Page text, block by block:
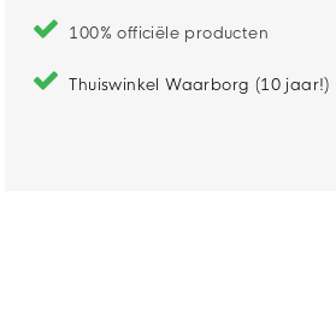
100% officiële producten
Thuiswinkel Waarborg (10 jaar!)